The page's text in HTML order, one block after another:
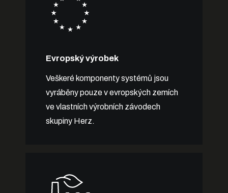
Evropský výrobek
Veškeré komponenty systémů jsou
vyráběny pouze v evropských zemích
ve vlastních výrobních závodech
skupiny Herz.